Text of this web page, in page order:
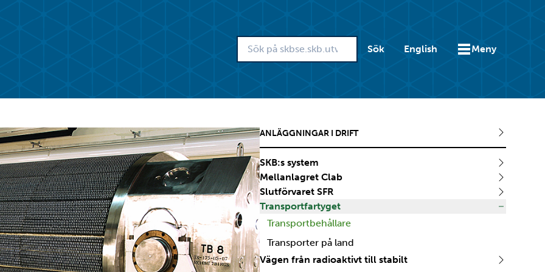
Sök English Meny
ANLÄGGNINGAR I DRIFT
SKB:s system
Mellanlagret Clab
Slutförvaret SFR
Transportfartyget
Transportbehållare
Transporter på land
Vägen från radioaktivt till stabilt